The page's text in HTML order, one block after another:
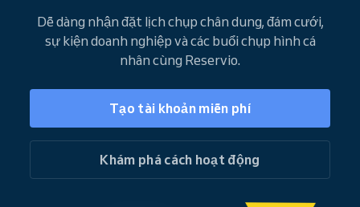
Dễ dàng nhận đặt lịch chụp chân dung, đám cưới,
sự kiện doanh nghiệp và các buổi chụp hình cá
nhân cùng Reservio.
Tạo tài khoản miễn phí
Khám phá cách hoạt động